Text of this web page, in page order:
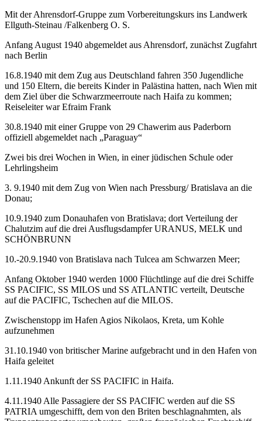
Mit der Ahrensdorf-Gruppe zum Vorbereitungskurs ins Landwerk
Ellguth-Steinau /Falkenberg O. S.
Anfang August 1940 abgemeldet aus Ahrensdorf, zunächst Zugfahrt
nach Berlin
16.8.1940 mit dem Zug aus Deutschland fahren 350 Jugendliche
und 150 Eltern, die bereits Kinder in Palästina hatten, nach Wien mit
dem Ziel über die Schwarzmeerroute nach Haifa zu kommen;
Reiseleiter war Efraim Frank
30.8.1940 mit einer Gruppe von 29 Chawerim aus Paderborn
offiziell abgemeldet nach „Paraguay“
Zwei bis drei Wochen in Wien, in einer jüdischen Schule oder
Lehrlingsheim
3. 9.1940 mit dem Zug von Wien nach Pressburg/ Bratislava an die
Donau;
10.9.1940 zum Donauhafen von Bratislava; dort Verteilung der
Chalutzim auf die drei Ausflugsdampfer URANUS, MELK und
SCHÖNBRUNN
10.-20.9.1940 von Bratislava nach Tulcea am Schwarzen Meer;
Anfang Oktober 1940 werden 1000 Flüchtlinge auf die drei Schiffe
SS PACIFIC, SS MILOS und SS ATLANTIC verteilt, Deutsche
auf die PACIFIC, Tschechen auf die MILOS.
Zwischenstopp im Hafen Agios Nikolaos, Kreta, um Kohle
aufzunehmen
31.10.1940 von britischer Marine aufgebracht und in den Hafen von
Haifa geleitet
1.11.1940 Ankunft der SS PACIFIC in Haifa.
4.11.1940 Alle Passagiere der SS PACIFIC werden auf die SS
PATRIA umgeschifft, dem von den Briten beschlagnahmten, als